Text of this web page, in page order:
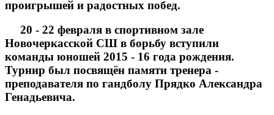
проигрышей и радостных побед.
20 - 22 февраля в спортивном зале
Новочеркасской СШ в борьбу вступили
команды юношей 2015 - 16 года рождения.
Турнир был посвящён памяти тренера -
преподавателя по гандболу Прядко Александра
Генадьевича.